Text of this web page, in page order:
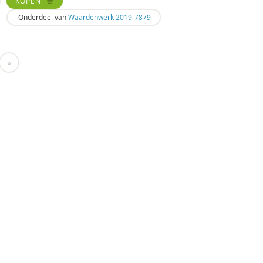
Onderdeel vanWaardenwerk 2019-7879
»